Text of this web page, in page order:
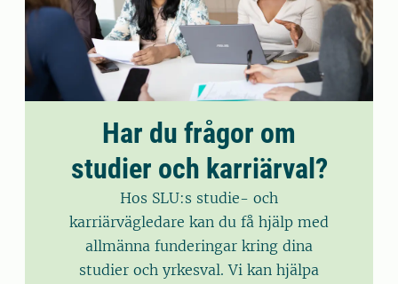
Har du frågor om
studier och karriärval?
Hos SLU:s studie- och
karriärvägledare kan du få hjälp med
allmänna funderingar kring dina
studier och yrkesval. Vi kan hjälpa